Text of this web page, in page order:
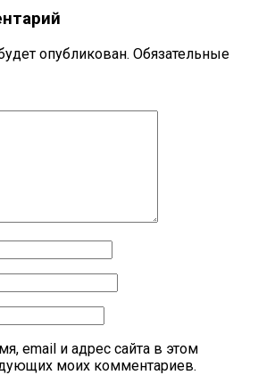
опубликован. Обязательные
email и адрес сайта в этом
моих комментариев.